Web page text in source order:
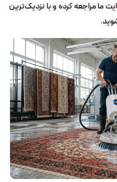
ما مراجعه کرده و با نزدیک‌ترین